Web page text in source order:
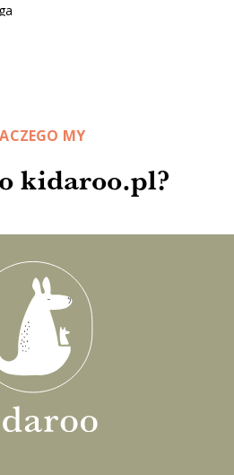
kidaroo.pl?
MY